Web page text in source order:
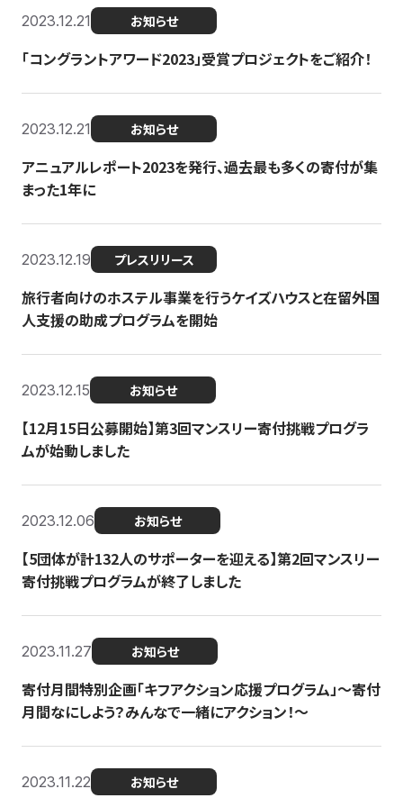
2023.12.21 お知らせ
「コングラントアワード2023」受賞プロジェクトをご紹介！
2023.12.21 お知らせ
アニュアルレポート2023を発行、過去最も多くの寄付が集
まった1年に
2023.12.19 プレスリリース
旅行者向けのホステル事業を行うケイズハウスと在留外国
人支援の助成プログラムを開始
2023.12.15 お知らせ
【12月15日公募開始】第3回マンスリー寄付挑戦プログラ
ムが始動しました
2023.12.06 お知らせ
【5団体が計132人のサポーターを迎える】第2回マンスリー
寄付挑戦プログラムが終了しました
2023.11.27 お知らせ
寄付月間特別企画「キフアクション応援プログラム」〜寄付
月間なにしよう？みんなで一緒にアクション！〜
2023.11.22 お知らせ